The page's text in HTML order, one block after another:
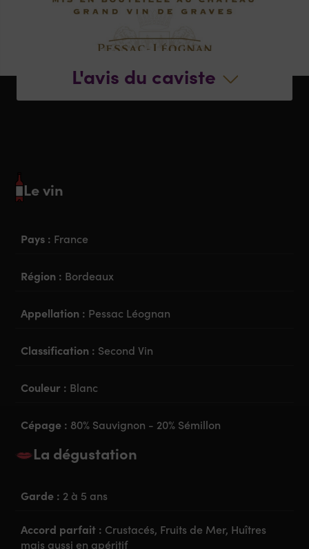
L'avis du caviste
Le vin
Pays : France
Région : Bordeaux
Appellation : Pessac Léognan
Classification : Second Vin
Couleur : Blanc
Cépage : 80% Sauvignon - 20% Sémillon
La dégustation
Garde : 2 à 5 ans
Accord parfait : Crustacés, Fruits de Mer, Huîtres
mais aussi en apéritif